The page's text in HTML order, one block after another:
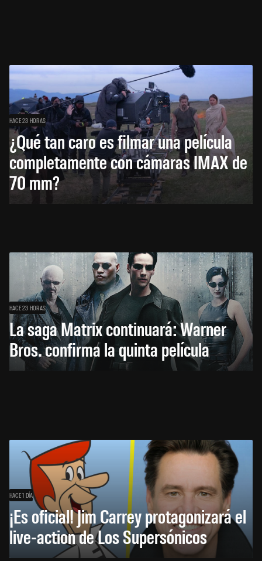
HACE 23 HORAS
¿Qué tan caro es filmar una película
completamente con cámaras IMAX de
70 mm?
HACE 23 HORAS
La saga Matrix continuará: Warner
Bros. confirma la quinta película
HACE 1 DÍA
¡Es oficial! Jim Carrey protagonizará el
live-action de Los Supersónicos